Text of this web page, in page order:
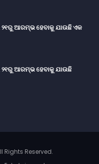
୨୧ରୁ ଆରମ୍ଭ ହେବାକୁ ଯାଉଛି ଏକ
ଆରମ୍ଭ ହେବାକୁ ଯାଉଛି
Rights Reserved.